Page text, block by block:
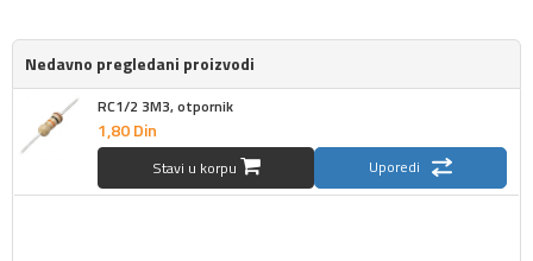
Nedavno pregledani proizvodi
RC1/2 3M3, otpornik
1,80Din
Stavi u korpu Uporedi